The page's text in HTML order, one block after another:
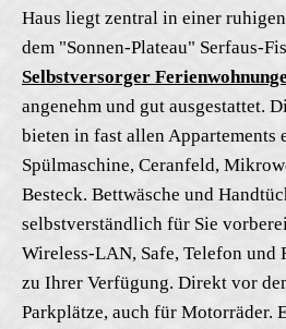
Haus liegt zentral in einer
dem "Sonnen-Plateau" Serfaus-
Selbstversorger
angenehm und gut ausgestattet.
bieten in fast allen Appartements
Spülmaschine, Ceranfeld,
Besteck. Bettwäsche und
selbstverständlich für Sie
Wireless-LAN, Safe, Telefon und
zu Ihrer Verfügung. Direkt vor
Parkplätze, auch für Motorräder.